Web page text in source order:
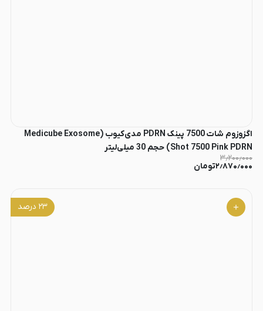
اگزوزوم شات 7500 پینک PDRN مدی‌کیوب (Medicube Exosome
Shot 7500 Pink PDRN) حجم 30 میلی‌لیتر
۳٫۲۰۰٫۰۰۰
۲٫۸۷۰٫۰۰۰تومان
۲۳ درصد